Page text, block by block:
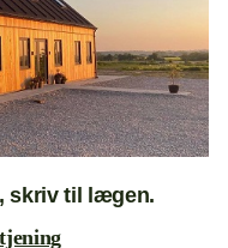
skriv til lægen.